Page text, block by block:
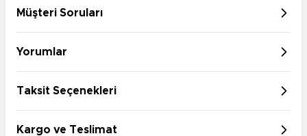
Müşteri Soruları
Yorumlar
Taksit Seçenekleri
Kargo ve Teslimat